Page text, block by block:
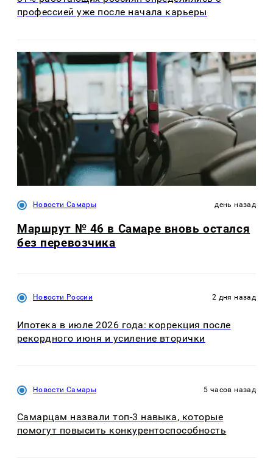
профессией уже после начала карьеры
Новости Самары день назад
Маршрут № 46 в Самаре вновь остался
без перевозчика
Новости России 2 дня назад
Ипотека в июле 2026 года: коррекция после
рекордного июня и усиление вторички
Новости Самары 5 часов назад
Самарцам назвали топ-3 навыка, которые
помогут повысить конкурентоспособность